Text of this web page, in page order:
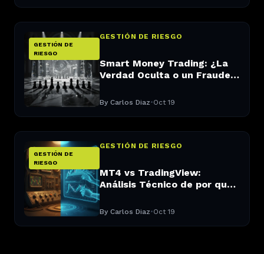
GESTIÓN DE
RIESGO
GESTIÓN DE RIESGO
Smart Money Trading: ¿La
Verdad Oculta o un Fraude
By Carlos Diaz•Oct 19
GESTIÓN DE
RIESGO
GESTIÓN DE RIESGO
MT4 vs TradingView:
Análisis Técnico de por qué
Limitando su Trading
By Carlos Diaz•Oct 19